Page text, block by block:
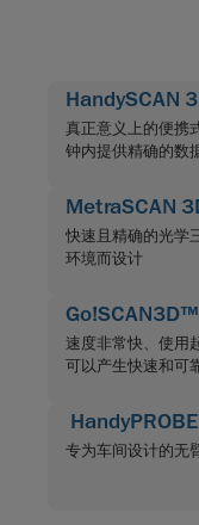
HandySCAN
真正意义上的便携
钟内提供精确的数
MetraSCAN
快速且精确的光学
环境而设计
Go!SCAN3D™
速度非常快、使用
可以产生快速和可
专为车间设计的无